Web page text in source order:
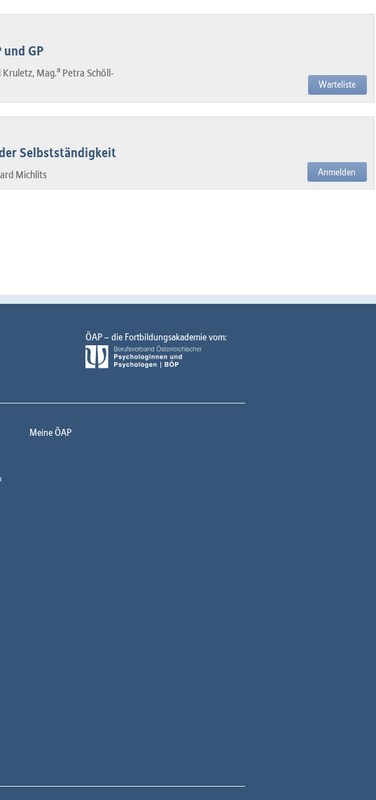
GP
Kruletz, Mag.aPetra Schöll-
Warteliste
Selbstständigkeit
Michlits Anmelden
ÖAP – die Fortbildungsakademie vom:
Meine ÖAP